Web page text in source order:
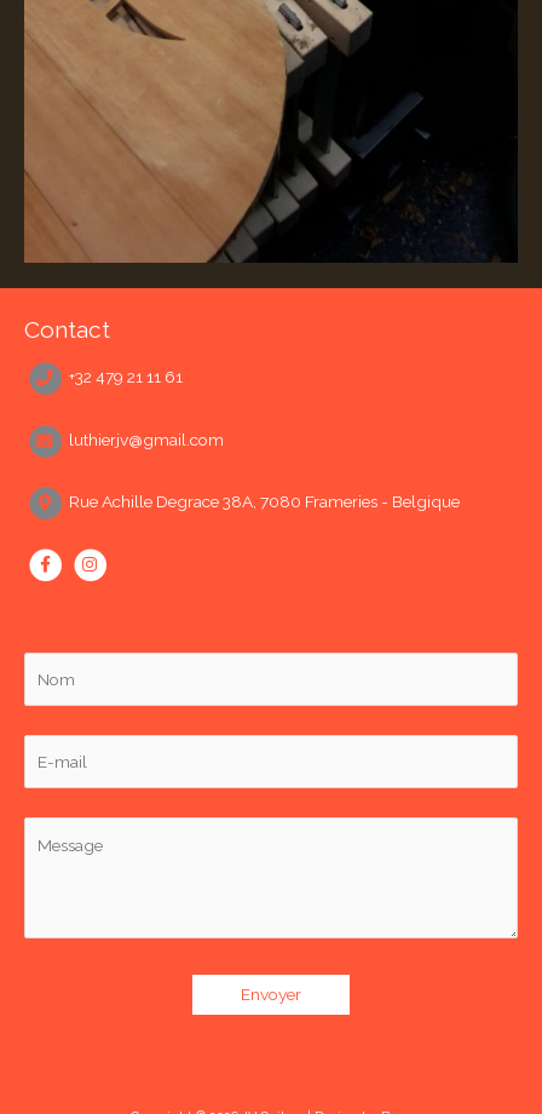
Contact
+32 479 21 11 61
luthierjv@gmail.com
Rue Achille Degrace 38A, 7080 Frameries - Belgique